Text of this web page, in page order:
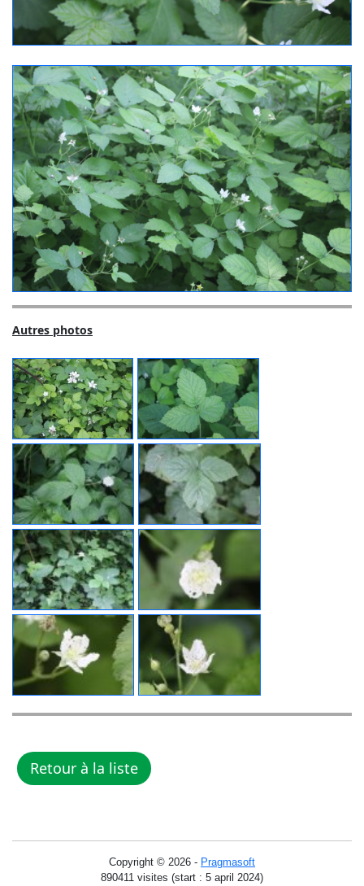
Autres photos
Copyright © 2026 - Pragmasoft
890411 visites (start : 5 april 2024)